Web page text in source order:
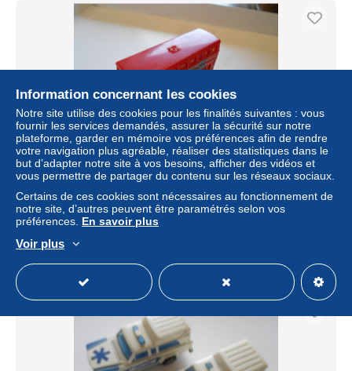
MAJORETTE 1970/80 / REF 286 / BUS DEUX ETAGES +
VISIT LONDON
± 9,25 $US
Statut
Information concernant les cookies
Notre site utilise des cookies pour les finalités suivantes : vous
fournir les services demandés, assurer la sécurité sur notre
plateforme, garder en mémoire vos préférences afin de rendre
votre navigation plus agréable, réaliser des statistiques dans le
but d’adapter notre site à vos besoins, afficher des vidéos et
vous permettre de partager du contenu sur les réseaux sociaux.
Certains de ces cookies sont nécessaires au fonctionnement de
notre site, d’autres peuvent être paramétrés selon vos
préférences. En savoir plus
Voir plus